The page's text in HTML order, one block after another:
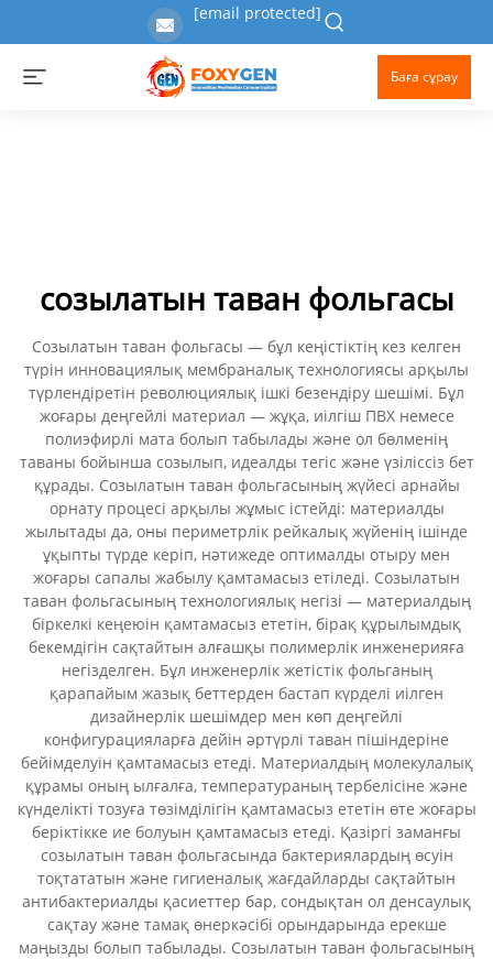
[email protected]
Баға сұрау
созылатын таван фольгасы
Созылатын таван фольгасы — бұл кеңістіктің кез келген
түрін инновациялық мембраналық технологиясы арқылы
түрлендіретін революциялық ішкі безендіру шешімі. Бұл
жоғары деңгейлі материал — жұқа, иілгіш ПВХ немесе
полиэфирлі мата болып табылады және ол бөлменің
таваны бойынша созылып, идеалды тегіс және үзіліссіз бет
құрады. Созылатын таван фольгасының жүйесі арнайы
орнату процесі арқылы жұмыс істейді: материалды
жылытады да, оны периметрлік рейкалық жүйенің ішінде
ұқыпты түрде керіп, нәтижеде оптималды отыру мен
жоғары сапалы жабылу қамтамасыз етіледі. Созылатын
таван фольгасының технологиялық негізі — материалдың
біркелкі кеңеюін қамтамасыз ететін, бірақ құрылымдық
бекемдігін сақтайтын алғашқы полимерлік инженерияға
негізделген. Бұл инженерлік жетістік фольганың
қарапайым жазық беттерден бастап күрделі иілген
дизайнерлік шешімдер мен көп деңгейлі
конфигурацияларға дейін әртүрлі таван пішіндеріне
бейімделуін қамтамасыз етеді. Материалдың молекулалық
құрамы оның ылғалға, температураның тербелісіне және
күнделікті тозуға төзімділігін қамтамасыз ететін өте жоғары
беріктікке ие болуын қамтамасыз етеді. Қазіргі заманғы
созылатын таван фольгасында бактериялардың өсуін
тоқтататын және гигиеналық жағдайларды сақтайтын
антибактериалды қасиеттер бар, сондықтан ол денсаулық
сақтау және тамақ өнеркәсібі орындарында ерекше
маңызды болып табылады. Созылатын таван фольгасының